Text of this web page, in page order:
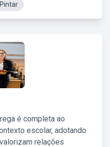
é completa ao
escolar, adotando
relações